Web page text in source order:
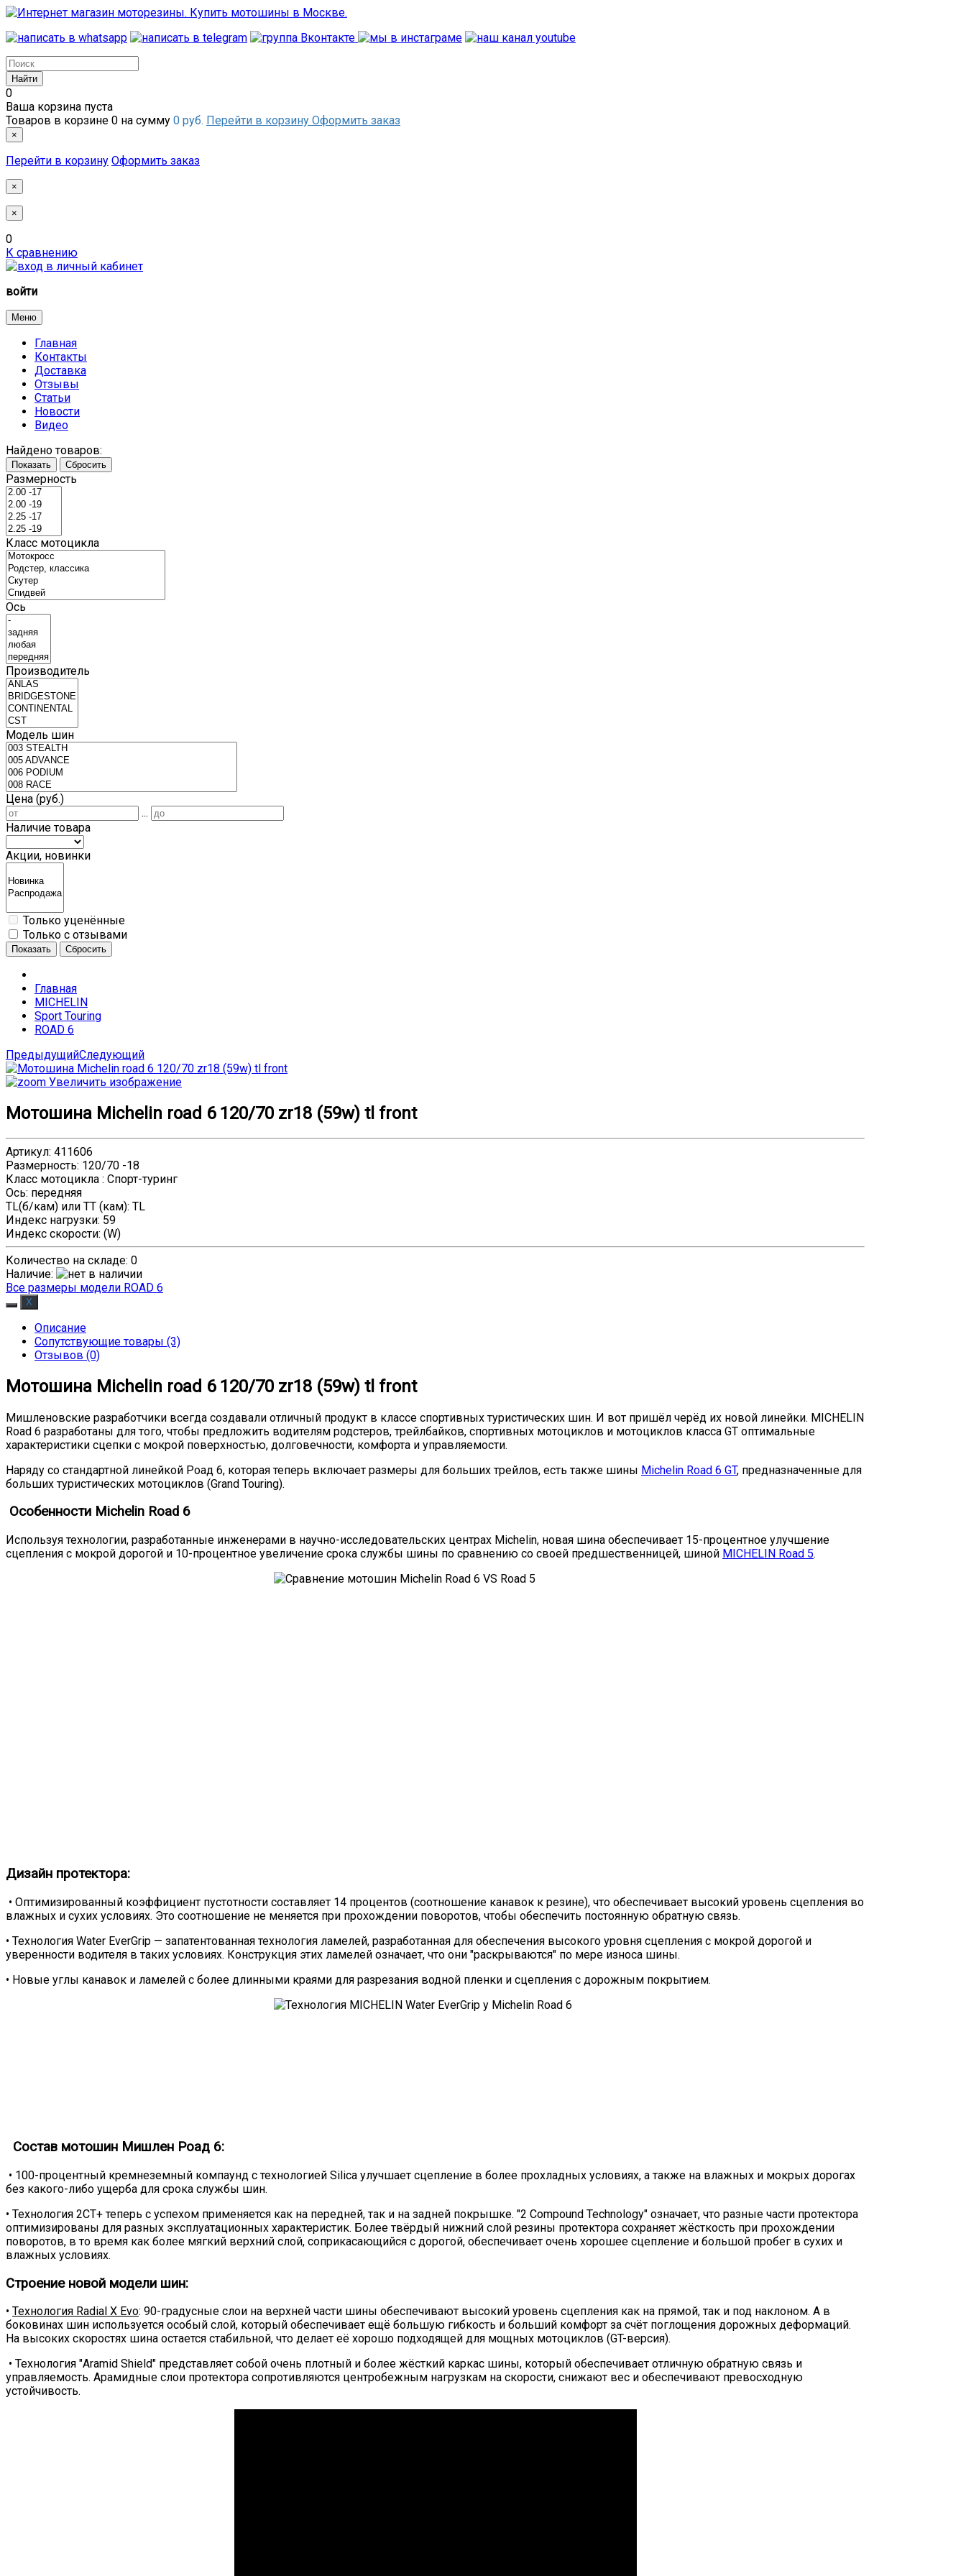
0
Ваша корзина пуста
Товаров в корзине 0 на сумму 0 руб. Перейти в корзину Оформить заказ
×
Перейти в корзину Оформить заказ
×
×
0
К сравнению
войти
Меню
Главная
Контакты
Доставка
Отзывы
Статьи
Новости
Видео
Найдено товаров:
Показать Сбросить
Размерность
Класс мотоцикла
Ось
Производитель
Модель шин
Цена (руб.)
...
Наличие товара
Акции, новинки
Только уценённые
Только с отзывами
Показать Сбросить
Главная
MICHELIN
Sport Touring
ROAD 6
ПредыдущийСледующий
Увеличить изображение
Мотошина Michelin road 6 120/70 zr18 (59w) tl front
Артикул: 411606
Размерность: 120/70 -18
Класс мотоцикла : Спорт-туринг
Ось: передняя
TL(б/кам) или TT (кам): TL
Индекс нагрузки: 59
Индекс скорости: (W)
Количество на складе: 0
Наличие:
Все размеры модели ROAD 6
Описание
Сопутствующие товары (3)
Отзывов (0)
Мотошина Michelin road 6 120/70 zr18 (59w) tl front
Мишленовские разработчики всегда создавали отличный продукт в классе спортивных туристических шин. И вот пришёл черёд их новой линейки. MICHELIN
Road 6 разработаны для того, чтобы предложить водителям родстеров, трейлбайков, спортивных мотоциклов и мотоциклов класса GT оптимальные
характеристики сцепки с мокрой поверхностью, долговечности, комфорта и управляемости.
Наряду со стандартной линейкой Роад 6, которая теперь включает размеры для больших трейлов, есть также шины Michelin Road 6 GT, предназначенные для
больших туристических мотоциклов (Grand Touring).
Особенности Michelin Road 6
Используя технологии, разработанные инженерами в научно-исследовательских центрах Michelin, новая шина обеспечивает 15-процентное улучшение
сцепления с мокрой дорогой и 10-процентное увеличение срока службы шины по сравнению со своей предшественницей, шиной MICHELIN Road 5.
Дизайн протектора:
• Оптимизированный коэффициент пустотности составляет 14 процентов (соотношение канавок к резине), что обеспечивает высокий уровень сцепления во
влажных и сухих условиях. Это соотношение не меняется при прохождении поворотов, чтобы обеспечить постоянную обратную связь.
• Технология Water EverGrip — запатентованная технология ламелей, разработанная для обеспечения высокого уровня сцепления с мокрой дорогой и
уверенности водителя в таких условиях. Конструкция этих ламелей означает, что они "раскрываются" по мере износа шины.
• Новые углы канавок и ламелей с более длинными краями для разрезания водной пленки и сцепления с дорожным покрытием.
Cостав мотошин Мишлен Роад 6:
• 100-процентный кремнеземный компаунд с технологией Silica улучшает сцепление в более прохладных условиях, а также на влажных и мокрых дорогах
без какого-либо ущерба для срока службы шин.
• Технология 2CT+ теперь с успехом применяется как на передней, так и на задней покрышке. "2 Compound Technology" означает, что разные части протектора
оптимизированы для разных эксплуатационных характеристик. Более твёрдый нижний слой резины протектора сохраняет жёсткость при прохождении
поворотов, в то время как более мягкий верхний слой, соприкасающийся с дорогой, обеспечивает очень хорошее сцепление и большой пробег в сухих и
влажных условиях.
Строение новой модели шин:
• Технология Radial X Evo: 90-градусные слои на верхней части шины обеспечивают высокий уровень сцепления как на прямой, так и под наклоном. А в
боковинах шин используется особый слой, который обеспечивает ещё большую гибкость и больший комфорт за счёт поглощения дорожных деформаций.
На высоких скоростях шина остается стабильной, что делает её хорошо подходящей для мощных мотоциклов (GT-версия).
• Технология "Aramid Shield" представляет собой очень плотный и более жёсткий каркас шины, который обеспечивает отличную обратную связь и
управляемость. Арамидные слои протектора сопротивляются центробежным нагрузкам на скорости, снижают вес и обеспечивают превосходную
устойчивость.